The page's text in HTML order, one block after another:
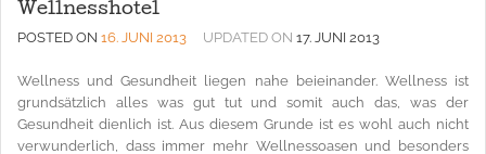
Wellnesshotel
POSTED ON 16. JUNI 2013 UPDATED ON 17. JUNI 2013
Wellness und Gesundheit liegen nahe beieinander. Wellness ist
grundsätzlich alles was gut tut und somit auch das, was der
Gesundheit dienlich ist. Aus diesem Grunde ist es wohl auch nicht
verwunderlich, dass immer mehr Wellnessoasen und besonders